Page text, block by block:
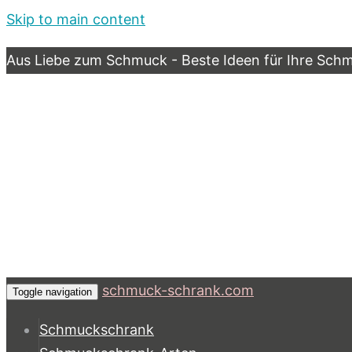
Skip to main content
Aus Liebe zum Schmuck - Beste Ideen für Ihre
Toggle navigation schmuck-schrank.com
Schmuckschrank